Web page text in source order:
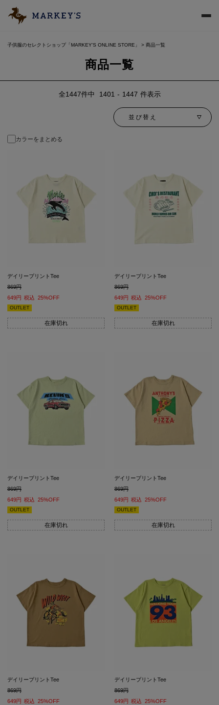
子供服のセレクトショップ「MARKEY'S ONLINE STORE」 商品一覧
商品一覧
並び替え
1447件中 1401 - 1447 件表示
カラーをまとめる
デイリープリントTee
869
649
税込 25%OFF
OUTLET
在庫切れ
デイリープリントTee
869
649
税込 25%OFF
OUTLET
在庫切れ
デイリープリントTee
869
649
税込 25%OFF
OUTLET
在庫切れ
デイリープリントTee
869
649
税込 25%OFF
OUTLET
在庫切れ
デイリープリントTee
869
649
税込 25%OFF
デイリープリントTee
869
649
税込 25%OFF